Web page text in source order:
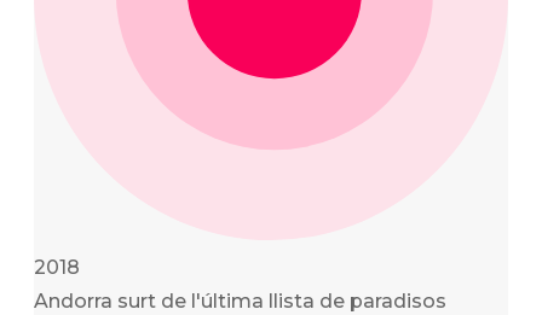
2018
Andorra surt de l'última llista de paradisos